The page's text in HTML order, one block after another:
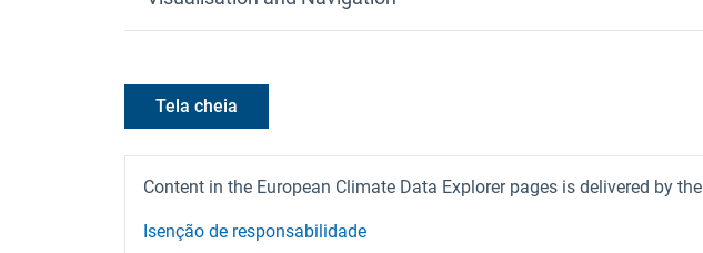
Tela cheia
Content in the European Climate Data Explorer pages is delivered by the
Isenção de responsabilidade